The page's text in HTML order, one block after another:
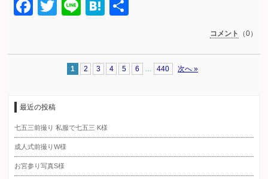
Facebook
Twitter
LineHatena
コメント （0）
1 2 3 4 5 6 … 440 次へ »
最近の投稿
七五三前撮り 私服で七五三 K様
成人式前撮りW様
お宮参り写真S様